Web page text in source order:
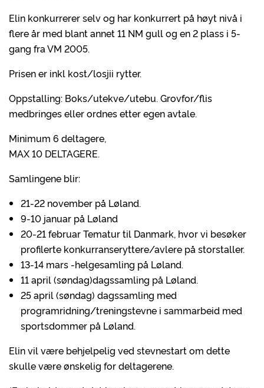
Elin konkurrerer selv og har konkurrert på høyt nivå i
flere år med blant annet 11 NM gull og en 2 plass i 5-
gang fra VM 2005.
Prisen er inkl kost/losjii rytter.
Oppstalling: Boks/utekve/utebu. Grovfor/flis
medbringes eller ordnes etter egen avtale.
Minimum 6 deltagere,
MAX 10 DELTAGERE.
Samlingene blir:
21-22 november på Løland.
9-10 januar på Løland
20-21 februar Tematur til Danmark, hvor vi besøker
profilerte konkurranseryttere/avlere på storstaller.
13-14 mars -helgesamling på Løland.
11 april (søndag)dagssamling på Løland.
25 april (søndag) dagssamling med
programridning/treningstevne i sammarbeid med
sportsdommer på Løland.
Elin vil være behjelpelig ved stevnestart om dette
skulle være ønskelig for deltagerene.